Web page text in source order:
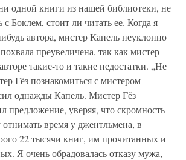
одной книги из нашей библиотеки, не
Боклем, стоит ли читать ее. Когда я
автора, мистер Капель неуклонно
преувеличена, так как мистер
такие-то и такие недостатки. „Не
Гёз познакомиться с мистером
однажды Капель. Мистер Гёз
предложение, уверяя, что скромность
отнимать время у джентльмена, в
22 тысячи книг, им прочитанных и
Я очень обрадовалась отказу мужа,